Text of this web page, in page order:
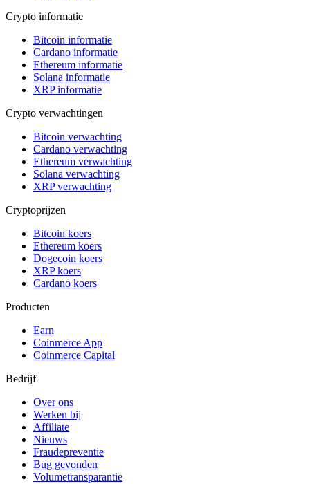
Crypto informatie
Bitcoin informatie
Cardano informatie
Ethereum informatie
Solana informatie
XRP informatie
Crypto verwachtingen
Bitcoin verwachting
Cardano verwachting
Ethereum verwachting
Solana verwachting
XRP verwachting
Cryptoprijzen
Bitcoin koers
Ethereum koers
Dogecoin koers
XRP koers
Cardano koers
Producten
Earn
Coinmerce App
Coinmerce Capital
Bedrijf
Over ons
Werken bij
Affiliate
Nieuws
Fraudepreventie
Bug gevonden
Volumetransparantie